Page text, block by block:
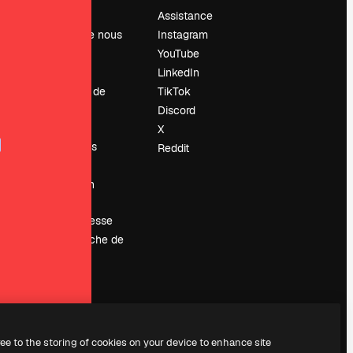
À propos de nous
Tendances de
Événements
Vendre mon
Salle de presse
À la recherche de
Assistance
Instagram
YouTube
LinkedIn
TikTok
Discord
X
Reddit
to the storing of cookies on your device to enhance site